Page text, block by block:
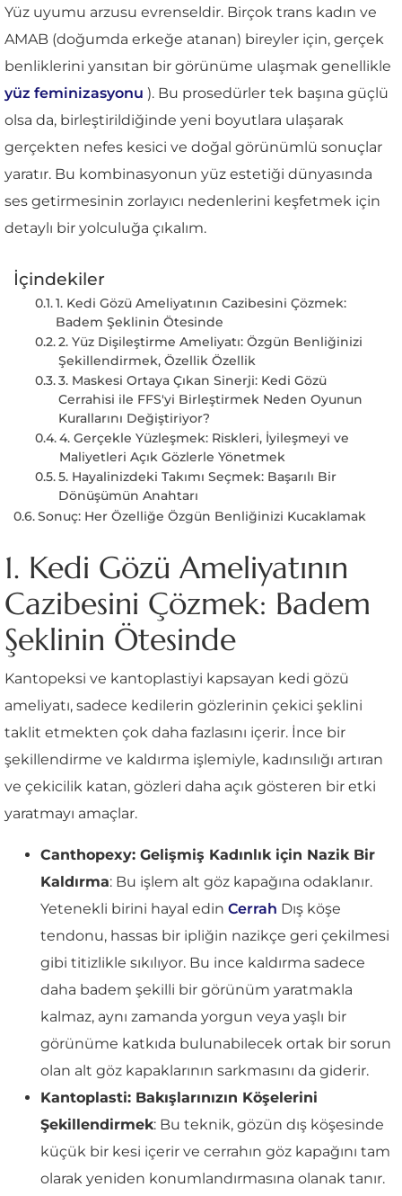
Yüz uyumu arzusu evrenseldir. Birçok trans kadın ve
AMAB (doğumda erkeğe atanan) bireyler için, gerçek
benliklerini yansıtan bir görünüme ulaşmak genellikle
yüz feminizasyonu ). Bu prosedürler tek başına güçlü
olsa da, birleştirildiğinde yeni boyutlara ulaşarak
gerçekten nefes kesici ve doğal görünümlü sonuçlar
yaratır. Bu kombinasyonun yüz estetiği dünyasında
ses getirmesinin zorlayıcı nedenlerini keşfetmek için
detaylı bir yolculuğa çıkalım.
İçindekiler
1. Kedi Gözü Ameliyatının Cazibesini Çözmek:
Badem Şeklinin Ötesinde
2. Yüz Dişileştirme Ameliyatı: Özgün Benliğinizi
Şekillendirmek, Özellik Özellik
3. Maskesi Ortaya Çıkan Sinerji: Kedi Gözü
Cerrahisi ile FFS'yi Birleştirmek Neden Oyunun
Kurallarını Değiştiriyor?
4. Gerçekle Yüzleşmek: Riskleri, İyileşmeyi ve
Maliyetleri Açık Gözlerle Yönetmek
5. Hayalinizdeki Takımı Seçmek: Başarılı Bir
Dönüşümün Anahtarı
Sonuç: Her Özelliğe Özgün Benliğinizi Kucaklamak
1. Kedi Gözü Ameliyatının
Cazibesini Çözmek: Badem
Şeklinin Ötesinde
Kantopeksi ve kantoplastiyi kapsayan kedi gözü
ameliyatı, sadece kedilerin gözlerinin çekici şeklini
taklit etmekten çok daha fazlasını içerir. İnce bir
şekillendirme ve kaldırma işlemiyle, kadınsılığı artıran
ve çekicilik katan, gözleri daha açık gösteren bir etki
yaratmayı amaçlar.
Canthopexy: Gelişmiş Kadınlık için Nazik Bir
Kaldırma: Bu işlem alt göz kapağına odaklanır.
Yetenekli birini hayal edin Cerrah Dış köşe
tendonu, hassas bir ipliğin nazikçe geri çekilmesi
gibi titizlikle sıkılıyor. Bu ince kaldırma sadece
daha badem şekilli bir görünüm yaratmakla
kalmaz, aynı zamanda yorgun veya yaşlı bir
görünüme katkıda bulunabilecek ortak bir sorun
olan alt göz kapaklarının sarkmasını da giderir.
Kantoplasti: Bakışlarınızın Köşelerini
Şekillendirmek: Bu teknik, gözün dış köşesinde
küçük bir kesi içerir ve cerrahın göz kapağını tam
olarak yeniden konumlandırmasına olanak tanır.